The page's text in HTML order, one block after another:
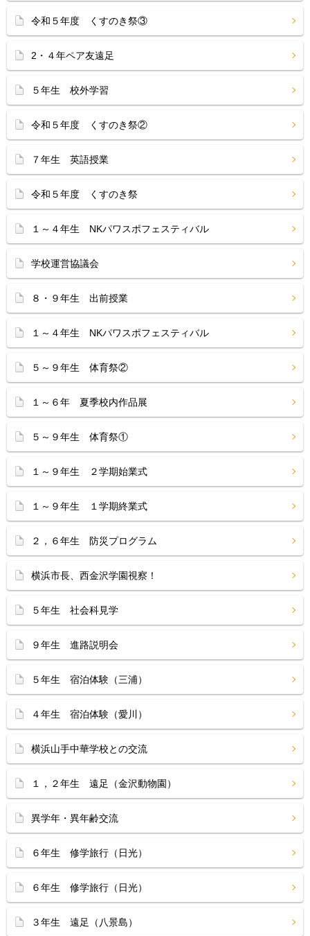
令和５年度 くすのき祭③
2・４年ペア友遠足
５年生 校外学習
令和５年度 くすのき祭②
７年生 英語授業
令和５年度 くすのき祭
１～４年生 NKパワスポフェスティバル
学校運営協議会
８・９年生 出前授業
１～４年生 NKパワスポフェスティバル
５～９年生 体育祭②
１～６年 夏季校内作品展
５～９年生 体育祭①
１～９年生 ２学期始業式
１～９年生 １学期終業式
２，６年生 防災プログラム
横浜市長、西金沢学園視察！
５年生 社会科見学
９年生 進路説明会
５年生 宿泊体験（三浦）
４年生 宿泊体験（愛川）
横浜山手中華学校との交流
１，２年生 遠足（金沢動物園）
異学年・異年齢交流
６年生 修学旅行（日光）
６年生 修学旅行（日光）
３年生 遠足（八景島）